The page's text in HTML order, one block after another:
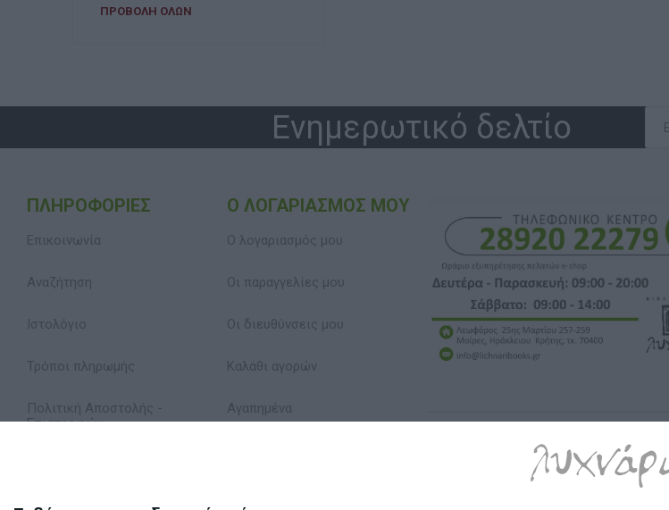
ΠΡΟΒΟΛΉ ΌΛΩΝ
Ενημερωτικό δελτίο
ΠΛΗΡΟΦΟΡΊΕΣ
Επικοινωνία
Αναζήτηση
Ιστολόγιο
Τρόποι πληρωμής
Πολιτική Αποστολής -
Επιστροφών
Ο ΛΟΓΑΡΙΑΣΜΌΣ ΜΟΥ
Ο λογαριασμός μου
Οι παραγγελίες μου
Οι διευθύνσεις μου
Καλάθι αγορών
Αγαπημένα